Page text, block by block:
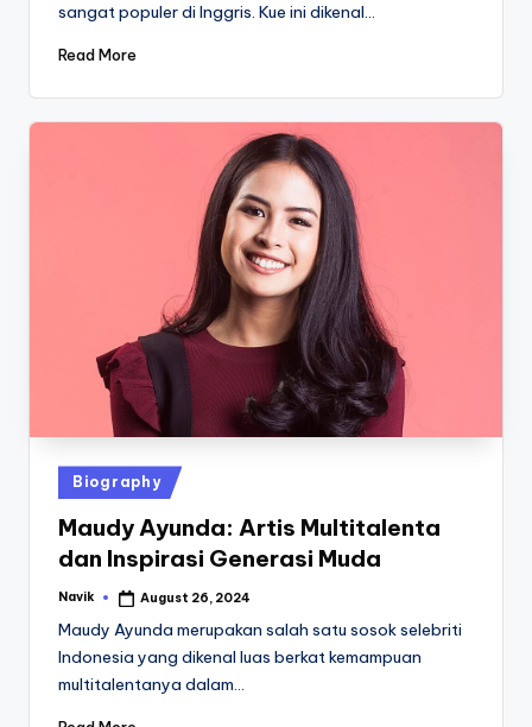
sangat populer di Inggris. Kue ini dikenal…
Read More
Posted
in
Biography
Maudy Ayunda: Artis Multitalenta
dan Inspirasi Generasi Muda
Posted
Navik August 26, 2024
Maudy Ayunda merupakan salah satu sosok selebriti
Indonesia yang dikenal luas berkat kemampuan
multitalentanya dalam…